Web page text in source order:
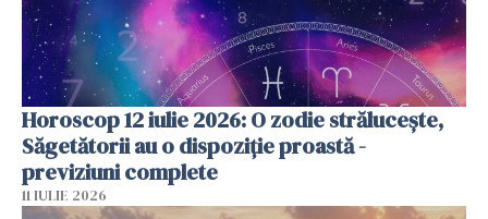
Horoscop 12 iulie 2026: O zodie strălucește,
Săgetătorii au o dispoziție proastă -
previziuni complete
11 IULIE 2026